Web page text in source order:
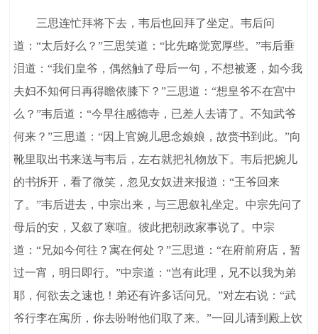
三思连忙拜将下去，韦后也回拜了坐定。韦后问
道：“太后好么？”三思笑道：“比先略觉宽厚些。”韦后垂
泪道：“我们皇爷，偶然触了母后一句，不想被逐，如今我
夫妇不知何日再得瞻依膝下？”三思道：“想皇爷不在宫中
么？”韦后道：“今早往感德寺，已差人去请了。不知武爷
何来？”三思道：“因上官婉儿思念娘娘，故赍书到此。”向
靴里取出书来送与韦后，左右就把礼物放下。韦后把婉儿
的书拆开，看了微笑，忽见女奴进来报道：“王爷回来
了。”韦后进去，中宗出来，与三思叙礼坐定。中宗先问了
母后的安，又叙了寒喧。彼此把朝政家事说了。中宗
道：“兄如今何往？寓在何处？”三思道：“在府前府店，暂
过一宵，明日即行。”中宗道：“岂有此理，兄不以我为弟
耶，何欲去之速也！弟还有许多话问兄。”对左右说：“武
爷行李在寓所，你去吩咐他们取了来。”一回儿请到殿上饮